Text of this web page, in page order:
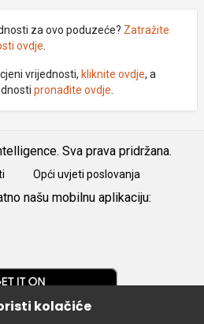
za ovo poduzeće? Zatražite
ovdje
vrijednosti, kliknite ovdje, a
pronađite ovdje
Sva prava pridržana.
Opći uvjeti poslovanja
našu mobilnu aplikaciju:
kolačiće